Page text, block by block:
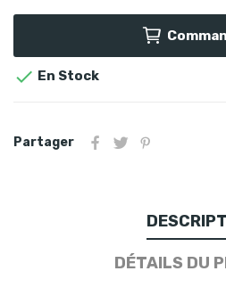
 En Stock
Partager
DÉTAILS DU